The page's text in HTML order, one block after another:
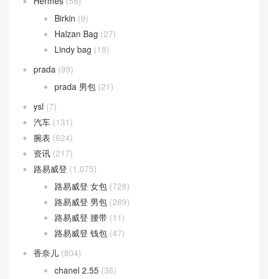
Birkin (9)
Halzan Bag (27)
Lindy bag (18)
prada (99)
prada 男包 (21)
ysl (7)
汽车 (131)
腕表 (624)
资讯 (217)
路易威登 (1,075)
路易威登 女包 (728)
路易威登 男包 (289)
路易威登 腰带 (11)
路易威登 钱包 (47)
香奈儿 (804)
chanel 2.55 (36)